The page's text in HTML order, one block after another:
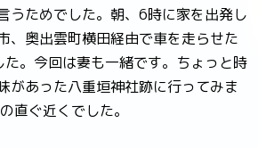
うためでした。朝、6時に家を出発し
、奥出雲町横田経由で車を走らせた
。今回は妻も一緒です。ちょっと時
があった八重垣神社跡に行ってみま
直ぐ近くでした。